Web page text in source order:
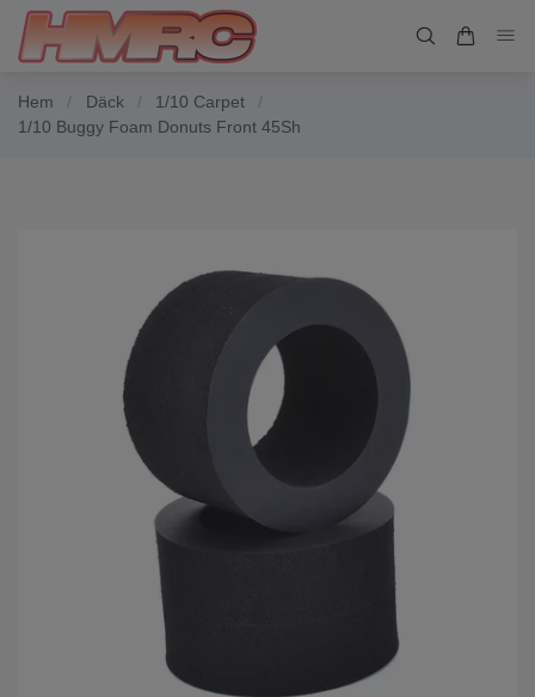
Hem / Däck / 1/10 Carpet
/
1/10 Buggy Foam Donuts Front 45Sh